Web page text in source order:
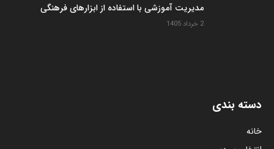
مدیریت آموزشی با استفاده از ابزارهای فرهنگی
2 خرداد 1405
دسته بندی
خانه